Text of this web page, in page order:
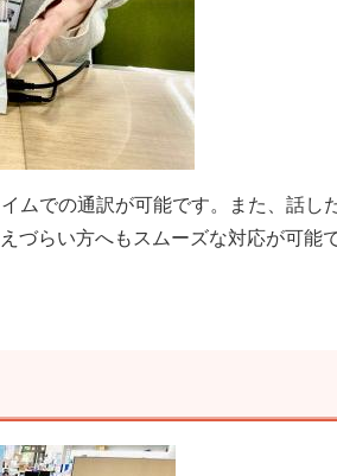
での通訳が可能です。また、話し
づらい方へもスムーズな対応が可能で